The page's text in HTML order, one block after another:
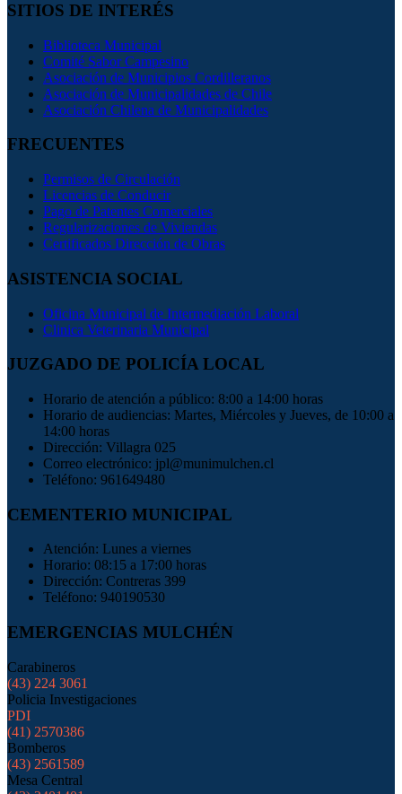
SITIOS DE INTERÉS
Biblioteca Municipal
Comité Sabor Campesino
Asociación de Municipios Cordilleranos
Asociación de Municipalidades de Chile
Asociación Chilena de Municipalidades
FRECUENTES
Permisos de Circulación
Licencias de Conducir
Pago de Patentes Comerciales
Regularizaciones de Viviendas
Certificados Dirección de Obras
ASISTENCIA SOCIAL
Oficina Municipal de Intermediación Laboral
Clinica Veterinaria Municipal
JUZGADO DE POLICÍA LOCAL
Horario de atención a público: 8:00 a 14:00 horas
Horario de audiencias: Martes, Miércoles y Jueves, de 10:00 a
14:00 horas
Dirección: Villagra 025
Correo electrónico: jpl@munimulchen.cl
Teléfono: 961649480
CEMENTERIO MUNICIPAL
Atención: Lunes a viernes
Horario: 08:15 a 17:00 horas
Dirección: Contreras 399
Teléfono: 940190530
EMERGENCIAS MULCHÉN
Carabineros
(43) 224 3061
Policia Investigaciones
PDI
(41) 2570386
Bomberos
(43) 2561589
Mesa Central